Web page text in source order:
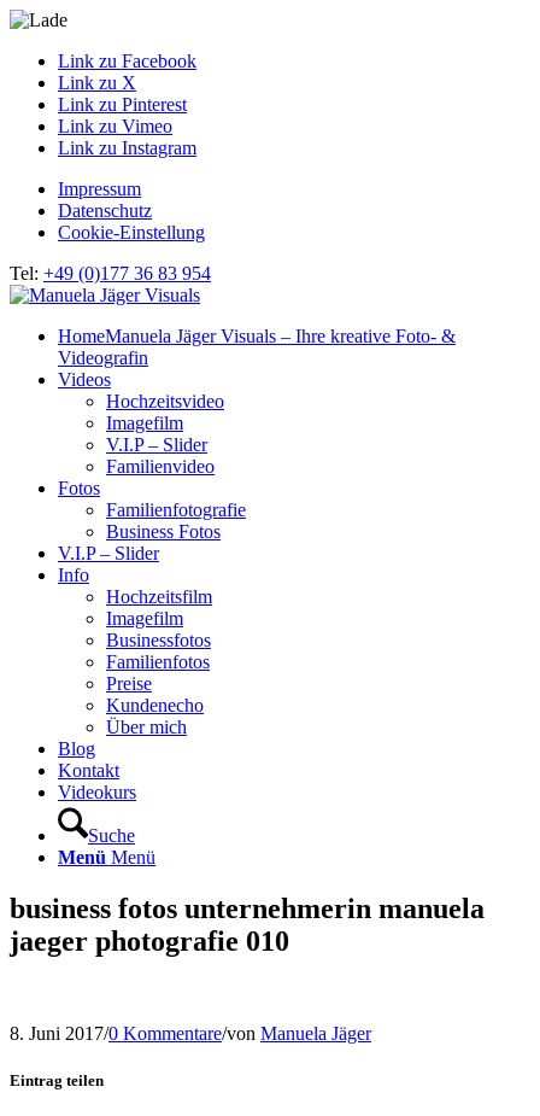
Link zu Facebook
Link zu X
Link zu Pinterest
Link zu Vimeo
Link zu Instagram
Impressum
Datenschutz
Cookie-Einstellung
Tel: +49 (0)177 36 83 954
HomeManuela Jäger Visuals – Ihre kreative Foto- &
Videografin
Videos
Hochzeitsvideo
Imagefilm
V.I.P – Slider
Familienvideo
Fotos
Familienfotografie
Business Fotos
V.I.P – Slider
Info
Hochzeitsfilm
Imagefilm
Businessfotos
Familienfotos
Preise
Kundenecho
Über mich
Blog
Kontakt
Videokurs
Suche
Menü Menü
business fotos unternehmerin manuela
jaeger photografie 010
8. Juni 2017/0 Kommentare/von Manuela Jäger
Eintrag teilen